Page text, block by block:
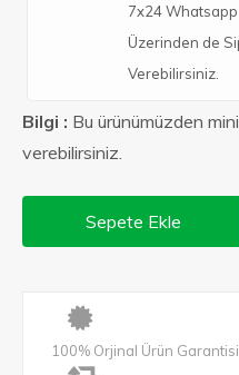
7x24 Whatsapp
Üzerinden de
Verebilirsiniz.
Bilgi : Bu ürünümüzden
verebilirsiniz.
Sepete Ekle
100% Orjinal Ürün Garantisi